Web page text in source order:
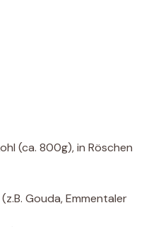
(ca. 800g), in Röschen
Gouda, Emmentaler